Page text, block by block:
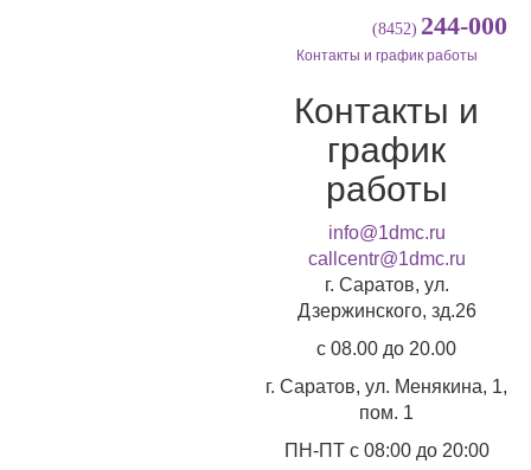
(8452) 244-000
Контакты и график работы
Контакты и
график
работы
info@1dmc.ru
callcentr@1dmc.ru
г. Саратов, ул.
Дзержинского, зд.26
c 08.00 до 20.00
г. Саратов, ул. Менякина, 1,
пом. 1
ПН-ПТс 08:00 до 20:00